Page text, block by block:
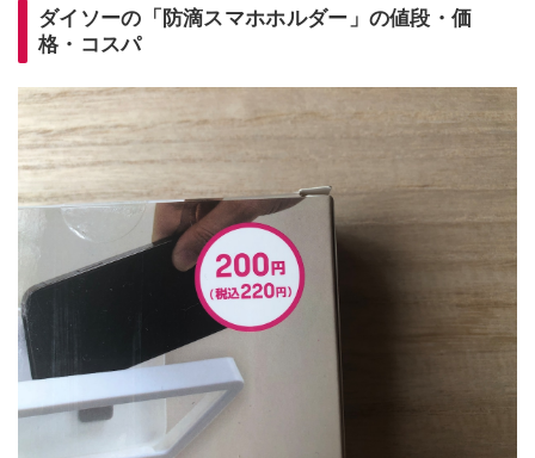
ダイソーの「防滴スマホホルダー」の値段・価
格・コスパ